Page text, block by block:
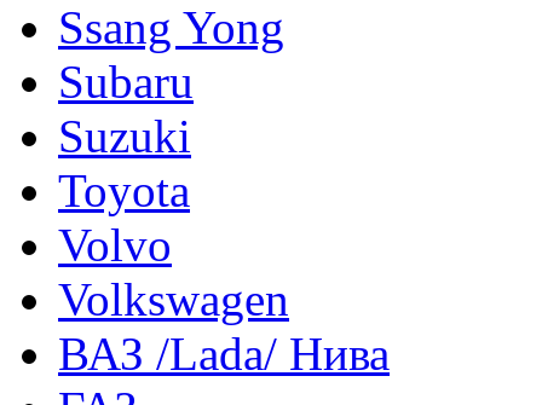
Ssang Yong
Subaru
Suzuki
Toyota
Volvo
Volkswagen
ВАЗ /Lada/ Нива